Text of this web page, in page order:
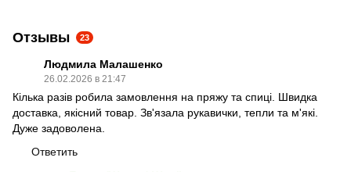
Отзывы 23
Людмила Малашенко
26.02.2026 в 21:47
Кілька разів робила замовлення на пряжу та спиці. Швидка
доставка, якісний товар. Зв'язала рукавички, тепли та м'які.
Дуже задоволена.
Ответить